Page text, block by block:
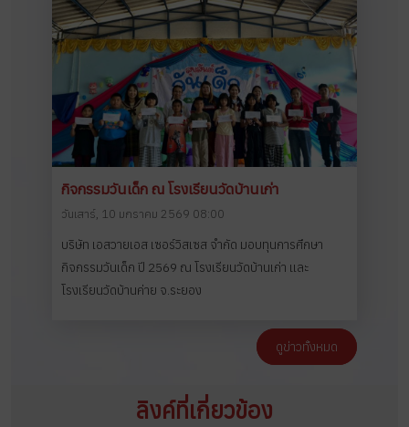
กิจกรรมวันเด็ก ณ โรงเรียนวัดบ้านเก่า
วันเสาร์, 10 มกราคม 2569 08:00
บริษัท เอสวายเอส เซอร์วิสเซส จำกัด มอบทุนการศึกษา
กิจกรรมวันเด็ก ปี 2569 ณ โรงเรียนวัดบ้านเก่า และ
โรงเรียนวัดบ้านค่าย จ.ระยอง
ดูข่าวทั้งหมด
ลิงค์ที่เกี่ยวข้อง